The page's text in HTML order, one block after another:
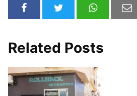
Related Posts